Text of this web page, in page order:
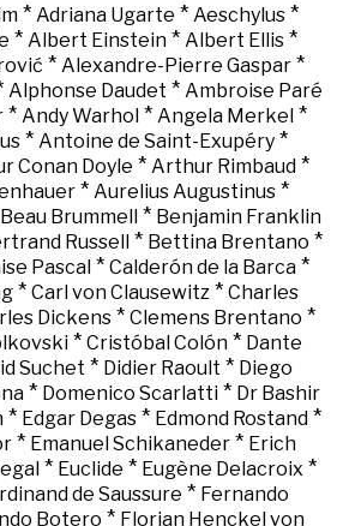
* Adriana Ugarte * Aeschylus *
* Albert Einstein* Albert Ellis*
* Alexandre-Pierre Gaspar *
Alphonse Daudet * Ambroise Paré
* Andy Warhol * Angela Merkel *
* Antoine de Saint-Exupéry *
Conan Doyle * Arthur Rimbaud *
* Aurelius Augustinus*
Beau Brummell * Benjamin Franklin
Russell * Bettina Brentano *
Pascal* Calderón de la Barca*
* Carl von Clausewitz * Charles
Dickens* Clemens Brentano *
* Cristóbal Colón * Dante
Suchet * Didier Raoult * Diego
* Domenico Scarlatti* Dr Bashir
* Edgar Degas * Edmond Rostand *
* Emanuel Schikaneder * Erich
* Euclide * Eugène Delacroix *
de Saussure * Fernando
Botero * Florian Henckel von